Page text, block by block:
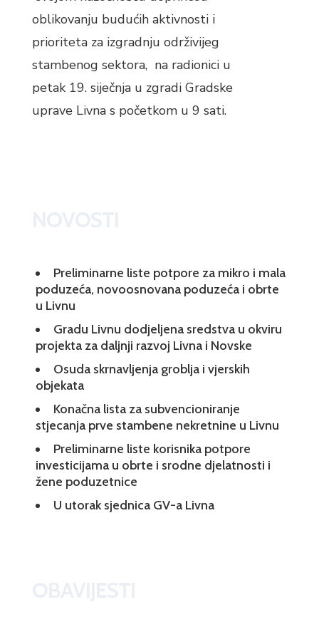
oblikovanju budućih aktivnosti i
prioriteta za izgradnju održivijeg
stambenog sektora, na radionici u
petak 19. siječnja u zgradi Gradske
uprave Livna s početkom u 9 sati.
Preliminarne liste potpore za mikro i mala
poduzeća, novoosnovana poduzeća i obrte
u Livnu
Gradu Livnu dodjeljena sredstva u okviru
projekta za daljnji razvoj Livna i Novske
Osuda skrnavljenja groblja i vjerskih
objekata
Konačna lista za subvencioniranje
stjecanja prve stambene nekretnine u Livnu
Preliminarne liste korisnika potpore
investicijama u obrte i srodne djelatnosti i
žene poduzetnice
U utorak sjednica GV-a Livna